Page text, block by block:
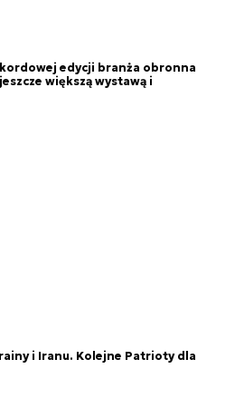
edycji branża obronna
większą wystawą i
i Iranu. Kolejne Patrioty dla